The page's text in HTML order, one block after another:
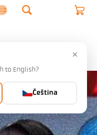
×
to English?
Čeština